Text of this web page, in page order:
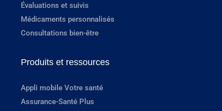
Évaluations et suivis
Médicaments personnalisés
Consultations bien-être
Produits et ressources
Appli mobile Votre santé
Assurance-Santé Plus